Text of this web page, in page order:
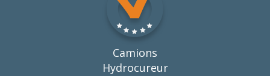
Camions
Hydrocureur